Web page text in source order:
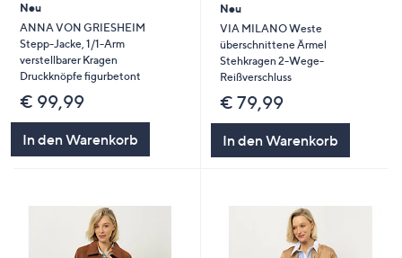
Neu
ANNA VON GRIESHEIM
Stepp-Jacke, 1/1-Arm
verstellbarer Kragen
Druckknöpfe figurbetont
€ 99,99
In den Warenkorb
Neu
VIA MILANO Weste
überschnittene Ärmel
Stehkragen 2-Wege-
Reißverschluss
€ 79,99
In den Warenkorb